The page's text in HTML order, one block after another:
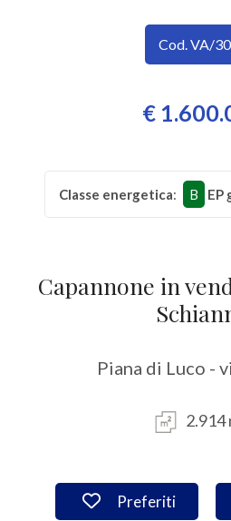
Cod. VA/
€
Classe energetica: B EP
Capannone in
Piana di Luco -
2.914
Preferiti: Cod.
Preferiti
multiscelta
Industriali